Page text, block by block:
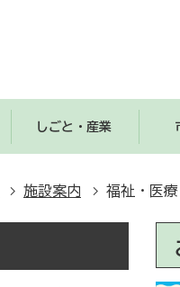
しごと・産業
施設案内 福祉・医療